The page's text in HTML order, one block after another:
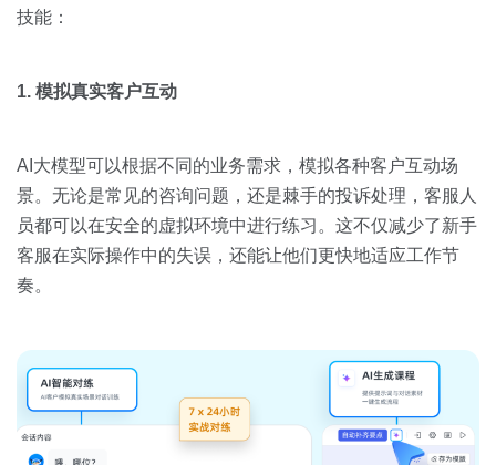
培训辅导
技能：
1. 模拟真实客户互动
AI大模型可以根据不同的业务需求，模拟各种客户互动场
景。无论是常见的咨询问题，还是棘手的投诉处理，客服人
员都可以在安全的虚拟环境中进行练习。这不仅减少了新手
客服在实际操作中的失误，还能让他们更快地适应工作节
奏。